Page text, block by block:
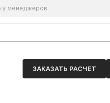
у менеджеров
ЗАКАЗАТЬ РАСЧЕТ